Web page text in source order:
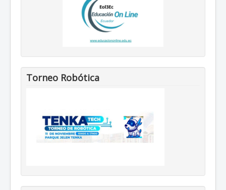
Torneo Robótica